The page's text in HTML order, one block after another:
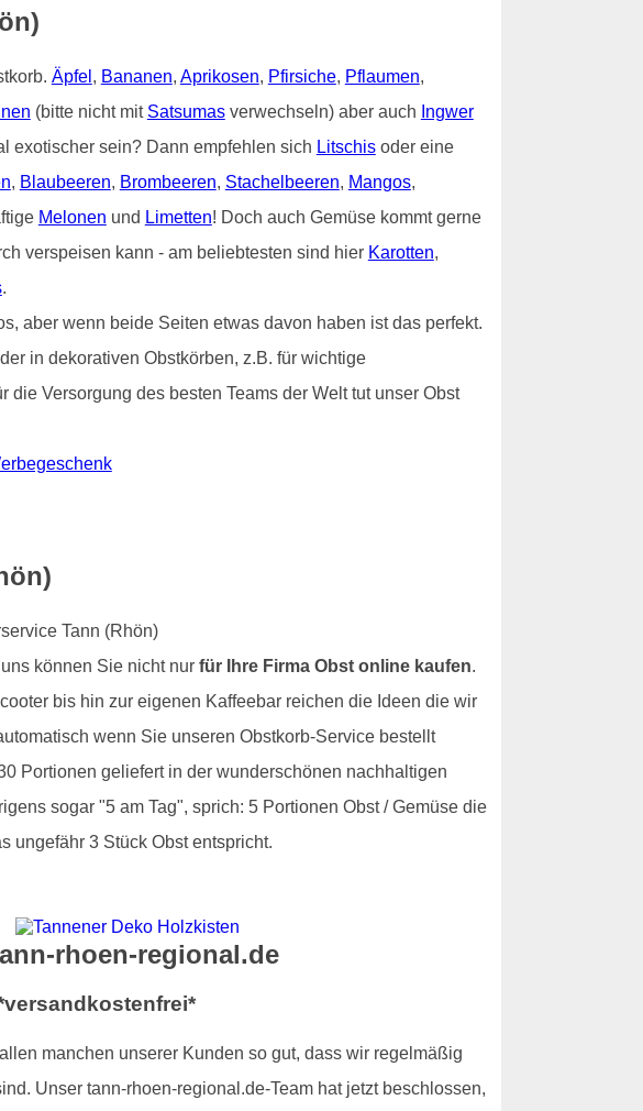
Äpfel , Bananen, Aprikosen, Pfirsiche, Pflaumen,
(bitte nicht mit Satsumasverwechseln) aber auch Ingwer
exotischer sein? Dann empfehlen sich Litschisoder eine
, Blaubeeren, Brombeeren, Stachelbeeren, Mangos,
Melonen und Limetten! Doch auch Gemüse kommt gerne
verspeisen kann - am beliebtesten sind hier Karotten,
.
aber wenn beide Seiten etwas davon haben ist das perfekt.
in dekorativen Obstkörben, z.B. für wichtige
die Versorgung des besten Teams der Welt tut unser Obst
können Sie nicht nur für Ihre Firma Obst online kaufen.
bis hin zur eigenen Kaffeebar reichen die Ideen die wir
wenn Sie unseren Obstkorb-Service bestellt
Portionen geliefert in der wunderschönen nachhaltigen
sogar "5 am Tag", sprich: 5 Portionen Obst / Gemüse die
ungefähr 3 Stück Obst entspricht.
rhoen-regional.de
manchen unserer Kunden so gut, dass wir regelmäßig
Unser tann-rhoen-regional.de-Team hat jetzt beschlossen,